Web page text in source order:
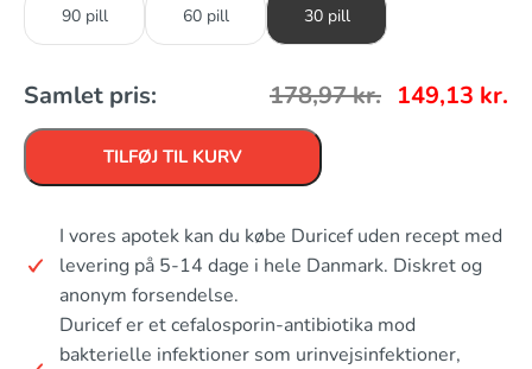
90 pill 60 pill 30 pill
Samlet pris: 178,97kr. 149,13 kr.
TILFØJ TIL KURV
I vores apotek kan du købe Duricef uden recept med
levering på 5-14 dage i hele Danmark. Diskret og
anonym forsendelse.
Duricef er et cefalosporin-antibiotika mod
bakterielle infektioner som urinvejsinfektioner,